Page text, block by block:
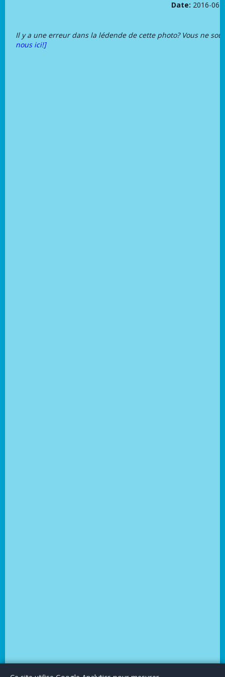
Date: 2016-06-
Il y a une erreur dans la lédende de cette photo? Vous ne
nous ici!]